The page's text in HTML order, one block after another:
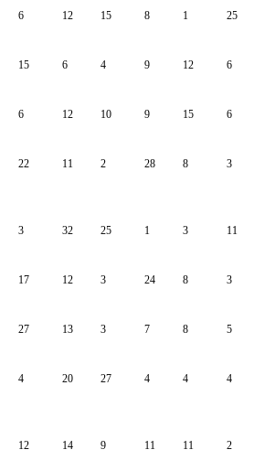
6 12 15 8 1 25
15 6 4 9 12 6
6 12 10 9 15 6
22 11 2 28 8 3
3 32 25 1 3 11
17 12 3 24 8 3
27 13 3 7 8 5
4 20 27 4 4 4
12 14 9 11 11 2